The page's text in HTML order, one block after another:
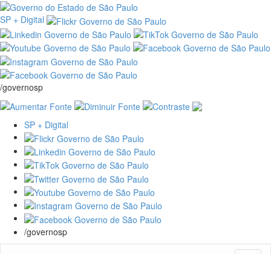
SP + Digital
/governosp
SP + Digital
/governosp